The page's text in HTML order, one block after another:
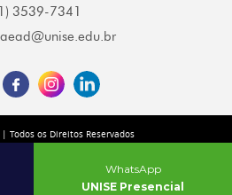
3539-7341
unise.edu.br
Todos os Direitos Reservados
WhatsApp
UNISE Presencial